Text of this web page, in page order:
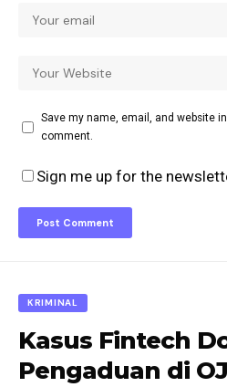
Save my name, email, and website
comment.
Sign me up for the
KRIMINAL
Kasus Fintech
Pengaduan di